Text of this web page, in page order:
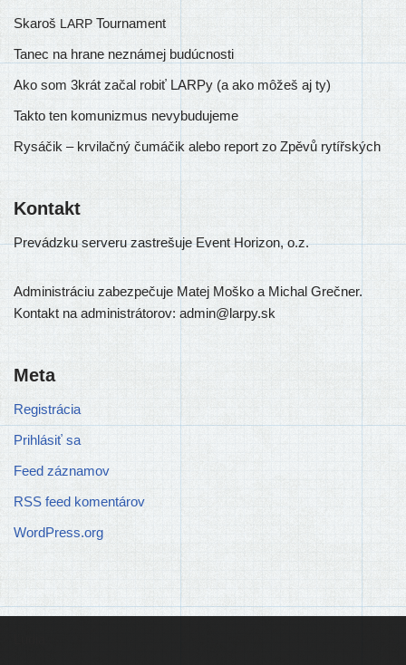
Skaroš LARP Tournament
Tanec na hrane neznámej budúcnosti
Ako som 3krát začal robiť LARPy (a ako môžeš aj ty)
Takto ten komunizmus nevybudujeme
Rysáčik – krvilačný čumáčik alebo report zo Zpěvů rytířských
Kontakt
Prevádzku ser­ve­ru zastre­šu­je Event Horizon, o.z.
Administráciu zabez­pe­ču­je Matej Moško a Michal Grečner.
Kontakt na admi­nis­trá­to­rov: admin@larpy.sk
Meta
Registrácia
Prihlásiť sa
Feed záznamov
RSS feed komentárov
WordPress.org